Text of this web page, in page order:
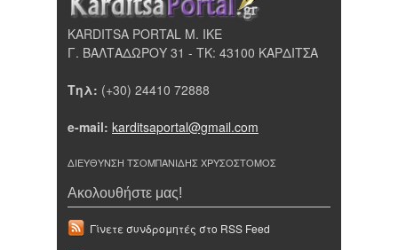
KARDITSA PORTAL Μ. ΙΚΕ
Γ. ΒΑΛΤΑΔΩΡΟΥ 31 - ΤΚ: 43100 ΚΑΡΔΙΤΣΑ
Τηλ: (+30) 24410 72888
e-mail: karditsaportal@gmail.com
ΔΙΕΥΘΥΝΣΗ ΤΣΟΜΠΑΝΙΔΗΣ ΧΡΥΣΟΣΤΟΜΟΣ
Ακολουθήστε μας!
Γίνετε συνδρομητές στο RSS Feed